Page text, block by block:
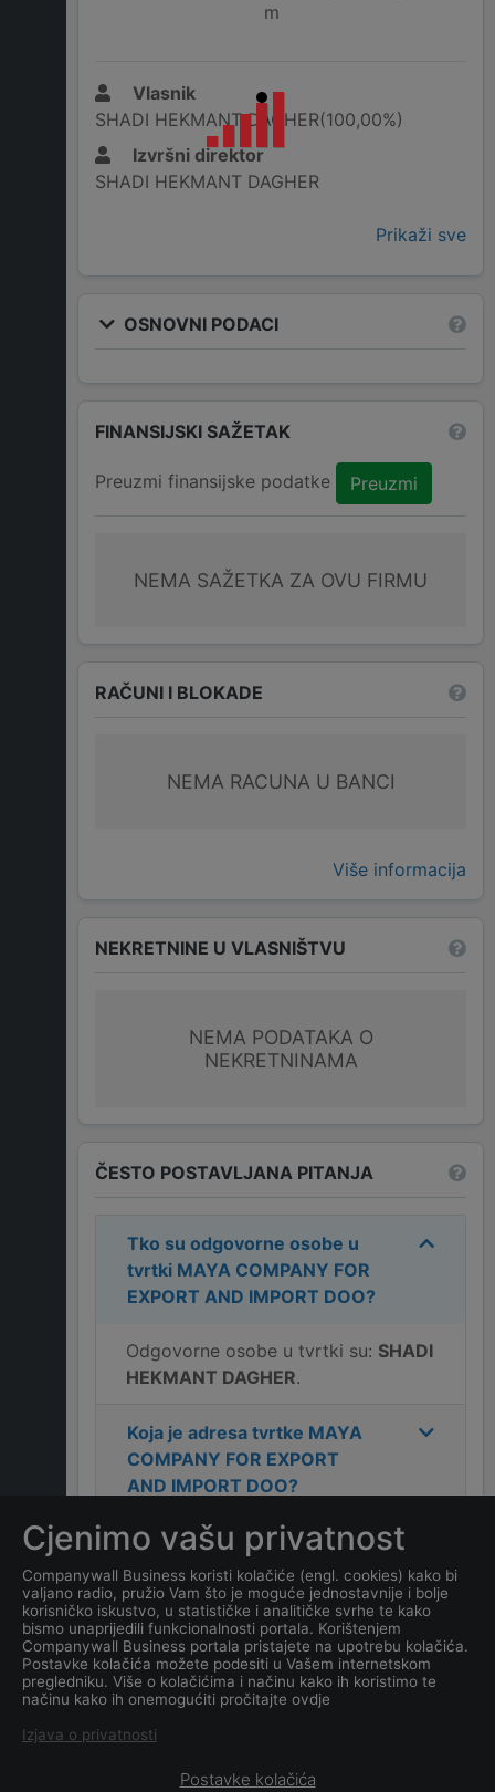
m
Vlasnik
SHADI HEKMANT DAGHER(100,00%)
Izvršni direktor
SHADI HEKMANT DAGHER
Prikaži sve
OSNOVNI PODACI
FINANSIJSKI SAŽETAK
Preuzmi finansijske podatke Preuzmi
NEMA SAŽETKA ZA OVU FIRMU
RAČUNI I BLOKADE
NEMA RACUNA U BANCI
Više informacija
NEKRETNINE U VLASNIŠTVU
NEMA PODATAKA O
NEKRETNINAMA
ČESTO POSTAVLJANA PITANJA
Tko su odgovorne osobe u
tvrtki MAYA COMPANY FOR
EXPORT AND IMPORT DOO?
Odgovorne osobe u tvrtki su: SHADI
HEKMANT DAGHER.
Koja je adresa tvrtke MAYA
COMPANY FOR EXPORT
AND IMPORT DOO?
Koji je kontakt tvrtkeMAYA
COMPANY FOR EXPORT
AND IMPORT DOO?
Koji je datum osnivanja
tvrtkeMAYA COMPANY FOR
EXPORT AND IMPORT DOO
Cjenimo vašu privatnost
Companywall Business koristi kolačiće (engl. cookies) kako bi
valjano radio, pružio Vam što je moguće jednostavnije i bolje
korisničko iskustvo, u statističke i analitičke svrhe te kako
bismo unaprijedili funkcionalnosti portala. Korištenjem
Companywall Business portala pristajete na upotrebu kolačića.
Postavke kolačića možete podesiti u Vašem internetskom
pregledniku. Više o kolačićima i načinu kako ih koristimo te
načinu kako ih onemogućiti pročitajte ovdje
Izjava o privatnosti
Postavke kolačića